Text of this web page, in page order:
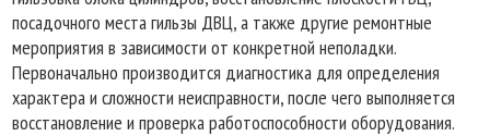
посадочного места гильзы ДВЦ, а также другие ремонтные
мероприятия в зависимости от конкретной неполадки.
Первоначально производится диагностика для определения
характера и сложности неисправности, после чего выполняется
восстановление и проверка работоспособности оборудования.